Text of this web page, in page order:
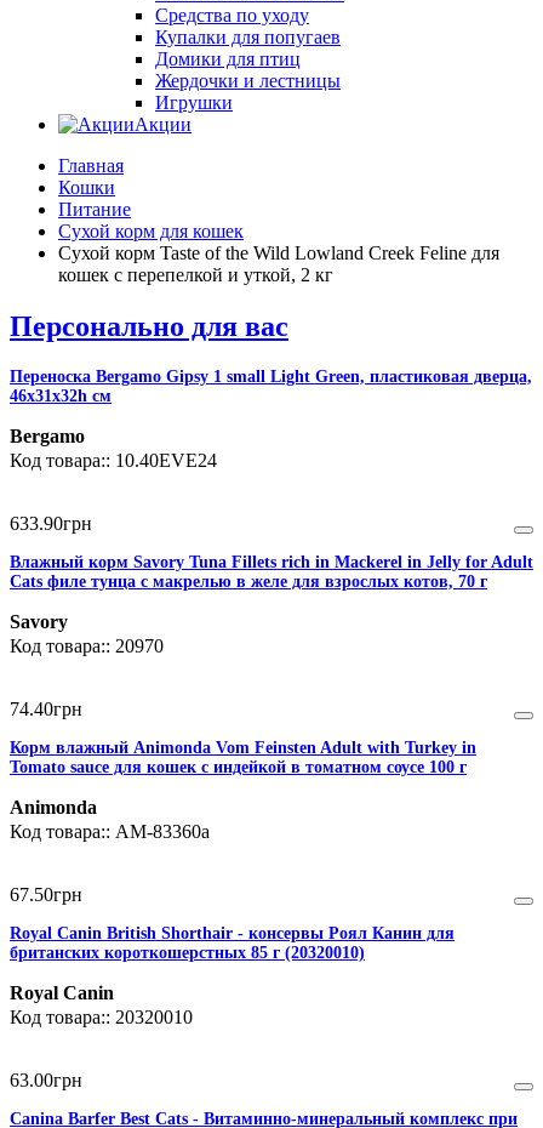
Средства по уходу
Купалки для попугаев
Домики для птиц
Жердочки и лестницы
Игрушки
Акции
Главная
Кошки
Питание
Сухой корм для кошек
Сухой корм Taste of the Wild Lowland Creek Feline для
кошек с перепелкой и уткой, 2 кг
Персонально для вас
Переноска Bergamo Gipsy 1 small Light Green, пластиковая дверца,
46x31x32h см
Bergamo
10.40EVE24
633.90грн
Влажный корм Savory Tuna Fillets rich in Mackerel in Jelly for Adult
Cats филе тунца с макрелью в желе для взрослых котов, 70 г
Savory
20970
74.40грн
Корм влажный Animonda Vom Feinsten Adult with Turkey in
Tomato sauce для кошек с индейкой в томатном соусе 100 г
Animonda
AM-83360а
67.50грн
Royal Canin British Shorthair - консервы Роял Канин для
британских короткошерстных 85 г (20320010)
Royal Canin
20320010
63.00грн
Canina Barfer Best Cats - Витаминно-минеральный комплекс при